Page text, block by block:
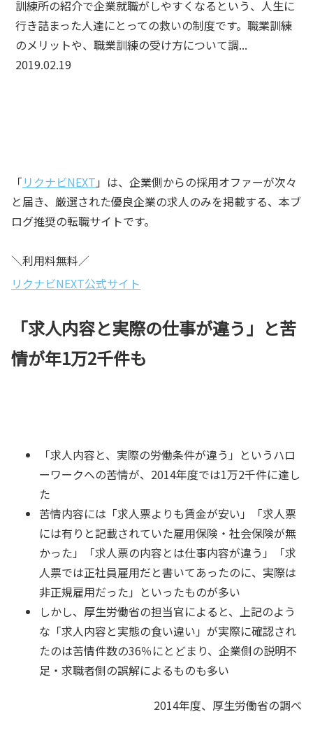
訓練所の紹介で企業就職がしやすくなるという、人生に
行き詰まった人達にとっての救いの制度です。職業訓練
のメリットや、職業訓練の受け方について調...
2019.02.19
「リクナビNEXT 」は、企業側からの採用オファーが次々
と届き、厳選された優良企業の求人のみを掲載する、本ブ
ログ推奨の転職サイトです。
＼利用料無料／
リクナビNEXT公式サイト
「求人内容と実際の仕事が違う」と苦
情が年1万2千件も
「求人内容と、実際の労働条件が違う」というハロ
ーワークへの苦情が、2014年度では1万2千件に達し
た
苦情内容には「求人票よりも賃金が安い」「求人票
には有りと記載されていた雇用保険・社会保険が無
かった」「求人票の内容とは仕事内容が違う」「求
人票では正社員雇用だと書いてあったのに、実際は
非正規雇用だった」といったものが多い
しかし、厚生労働省の担当官によると、上記のよう
な「求人内容と実態の食い違い」が実際に確認され
たのは苦情件数の36％にとどまり、企業側の説明不
足・求職者側の誤解によるものも多い
2014年度、厚生労働省の調べ